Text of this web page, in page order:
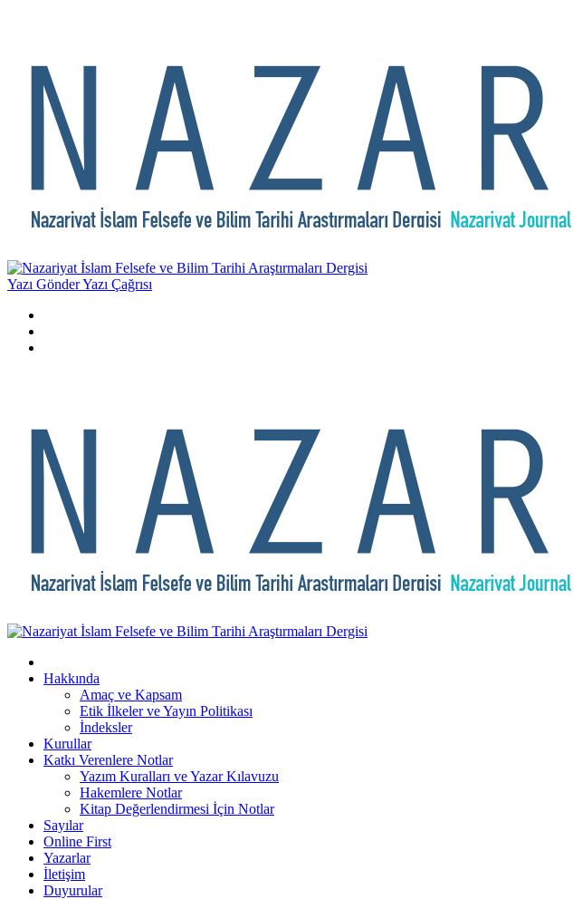
Yazı GönderYazı Çağrısı
Hakkında
Amaç ve Kapsam
Etik İlkeler ve Yayın Politikası
İndeksler
Kurullar
Katkı Verenlere Notlar
Yazım Kuralları ve Yazar Kılavuzu
Hakemlere Notlar
Kitap Değerlendirmesi İçin Notlar
Sayılar
Online First
Yazarlar
İletişim
Duyurular